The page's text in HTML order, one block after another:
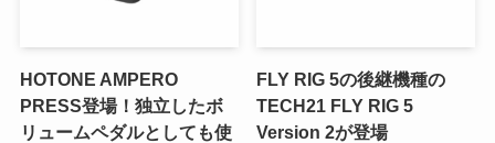
HOTONE AMPERO
PRESS登場！独立したボ
リュームペダルとしても使
FLY RIG 5の後継機種の
TECH21 FLY RIG 5
Version 2が登場